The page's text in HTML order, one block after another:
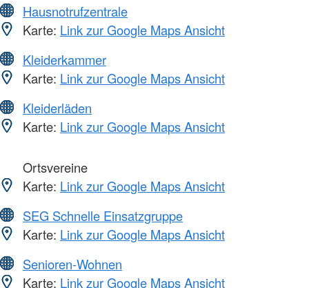
Hausnotrufzentrale
Karte: Link zur Google Maps Ansicht
Kleiderkammer
Karte: Link zur Google Maps Ansicht
Kleiderläden
Karte: Link zur Google Maps Ansicht
Ortsvereine
Karte: Link zur Google Maps Ansicht
SEG Schnelle Einsatzgruppe
Karte: Link zur Google Maps Ansicht
Senioren-Wohnen
Karte: Link zur Google Maps Ansicht